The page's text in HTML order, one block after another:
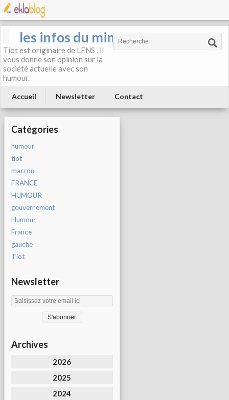
les infos du mineur
Tiot est originaire de LENS , il
vous donne son opinion sur la
société actuelle avec son
humour.
Accueil Newsletter Contact
Catégories
humour
tiot
macron
FRANCE
HUMOUR
gouvernement
Humour
France
gauche
Tiot
Newsletter
Archives
2026
2025
2024